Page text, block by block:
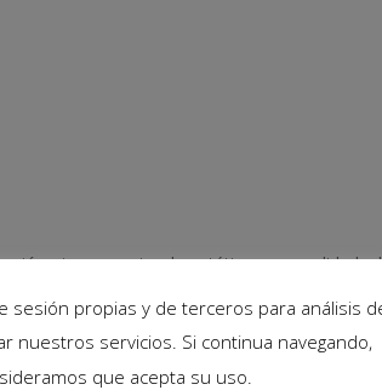
aportando estética y comodidad a
sesión propias y de terceros para análisis
nuestros servicios. Si continua navegando,
que acepta su uso.